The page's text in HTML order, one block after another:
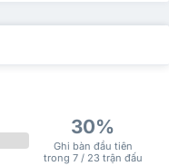
30%
Ghi bàn đầu tiên
trong 7 / 23 trận đấu